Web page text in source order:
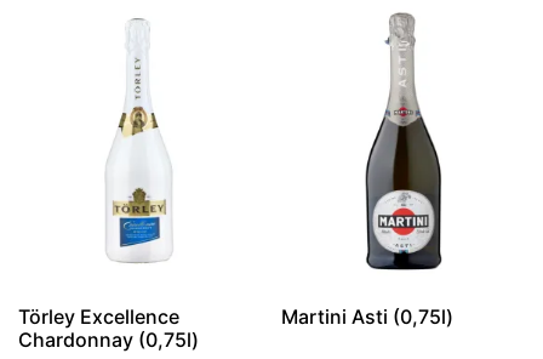
Törley Excellence
Chardonnay (0,75l)
Martini Asti (0,75l)